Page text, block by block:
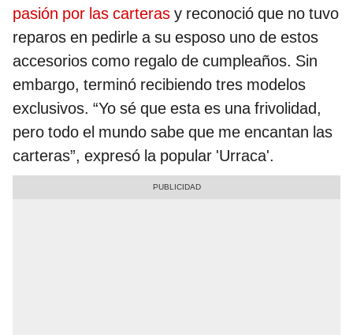
pasión por las carteras y reconoció que no tuvo
reparos en pedirle a su esposo uno de estos
accesorios como regalo de cumpleaños. Sin
embargo, terminó recibiendo tres modelos
exclusivos. “Yo sé que esta es una frivolidad,
pero todo el mundo sabe que me encantan las
carteras”, expresó la popular 'Urraca'.